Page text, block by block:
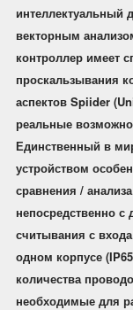
интеллектуальный
векторным
контроллер имеет
проскальзывания
аспектов Spiider
реальные
Единственный в
устройством
сравнения /
непосредственно с
считывания с
одном корпусе
количества
необходимые для